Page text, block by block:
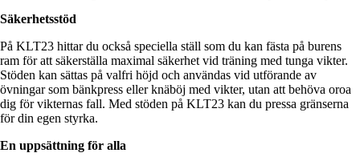
Säkerhetsstöd
På KLT23 hittar du också speciella ställ som du kan fästa på burens
ram för att säkerställa maximal säkerhet vid träning med tunga vikter.
Stöden kan sättas på valfri höjd och användas vid utförande av
övningar som bänkpress eller knäböj med vikter, utan att behöva oroa
dig för vikternas fall. Med stöden på KLT23 kan du pressa gränserna
för din egen styrka.
En uppsättning för alla